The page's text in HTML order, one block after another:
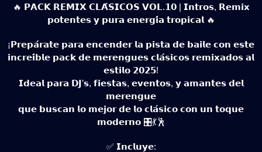
🔥 𝗣𝗔𝗖𝗞 𝗥𝗘𝗠𝗜𝗫 𝗖𝗟𝗔́𝗦𝗜𝗖𝗢𝗦 𝗩𝗢𝗟.𝟭𝟬 | 𝗜𝗻𝘁𝗿𝗼𝘀, 𝗥𝗲𝗺𝗶𝘅
𝗽𝗼𝘁𝗲𝗻𝘁𝗲𝘀 𝘆 𝗽𝘂𝗿𝗮 𝗲𝗻𝗲𝗿𝗴𝗶́𝗮 𝘁𝗿𝗼𝗽𝗶𝗰𝗮𝗹 🔥
¡𝗣𝗿𝗲𝗽𝗮́𝗿𝗮𝘁𝗲 𝗽𝗮𝗿𝗮 𝗲𝗻𝗰𝗲𝗻𝗱𝗲𝗿 𝗹𝗮 𝗽𝗶𝘀𝘁𝗮 𝗱𝗲 𝗯𝗮𝗶𝗹𝗲 𝗰𝗼𝗻 𝗲𝘀𝘁𝗲
𝗶𝗻𝗰𝗿𝗲𝗶́𝗯𝗹𝗲 𝗽𝗮𝗰𝗸 𝗱𝗲 𝗺𝗲𝗿𝗲𝗻𝗴𝘂𝗲𝘀 𝗰𝗹𝗮́𝘀𝗶𝗰𝗼𝘀 𝗿𝗲𝗺𝗶𝘅𝗮𝗱𝗼𝘀 𝗮𝗹
𝗲𝘀𝘁𝗶𝗹𝗼 𝟮𝟬𝟮𝟱!
𝗜𝗱𝗲𝗮𝗹 𝗽𝗮𝗿𝗮 𝗗𝗝’𝘀, 𝗳𝗶𝗲𝘀𝘁𝗮𝘀, 𝗲𝘃𝗲𝗻𝘁𝗼𝘀, 𝘆 𝗮𝗺𝗮𝗻𝘁𝗲𝘀 𝗱𝗲𝗹
𝗺𝗲𝗿𝗲𝗻𝗴𝘂𝗲
𝗾𝘂𝗲 𝗯𝘂𝘀𝗰𝗮𝗻 𝗹𝗼 𝗺𝗲𝗷𝗼𝗿 𝗱𝗲 𝗹𝗼 𝗰𝗹𝗮́𝘀𝗶𝗰𝗼 𝗰𝗼𝗻 𝘂𝗻 𝘁𝗼𝗾𝘂𝗲
𝗺𝗼𝗱𝗲𝗿𝗻𝗼 🎛️💃🕺
✅ 𝗜𝗻𝗰𝗹𝘂𝘆𝗲: